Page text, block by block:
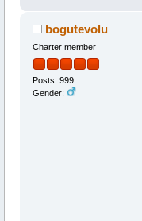
bogutevolu
Charter member
Posts: 999
Gender: